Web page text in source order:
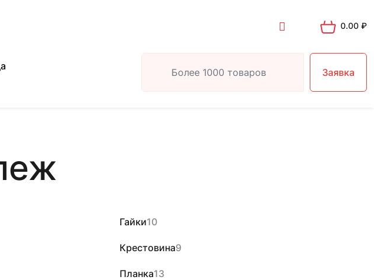
0.00 ₽
Заявка
Гайки10
Крестовина9
Планка13